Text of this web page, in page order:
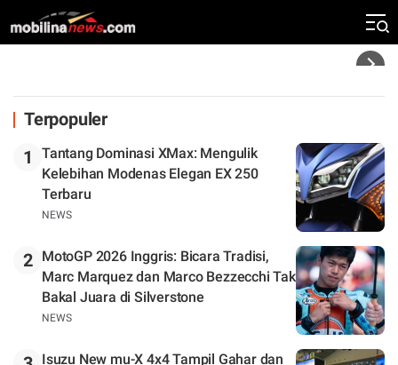
Klasemen
Terpopuler
1
Tantang Dominasi XMax: Mengulik
Kelebihan Modenas Elegan EX 250
Terbaru
NEWS
2
MotoGP 2026 Inggris: Bicara Tradisi,
Marc Marquez dan Marco Bezzecchi Tak
Bakal Juara di Silverstone
NEWS
Isuzu New mu-X 4x4 Tampil Gahar dan